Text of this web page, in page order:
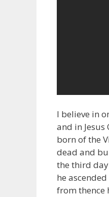
I believe in
and in
born of the
dead and
the third
he
from thence